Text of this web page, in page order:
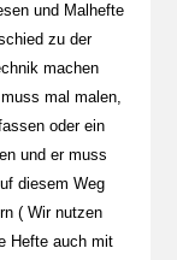
und Malhefte
zu der
machen
mal malen,
oder ein
und er muss
diesem Weg
( Wir nutzen
Hefte auch mit